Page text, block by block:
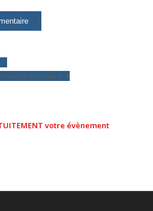
en France
votre évènement